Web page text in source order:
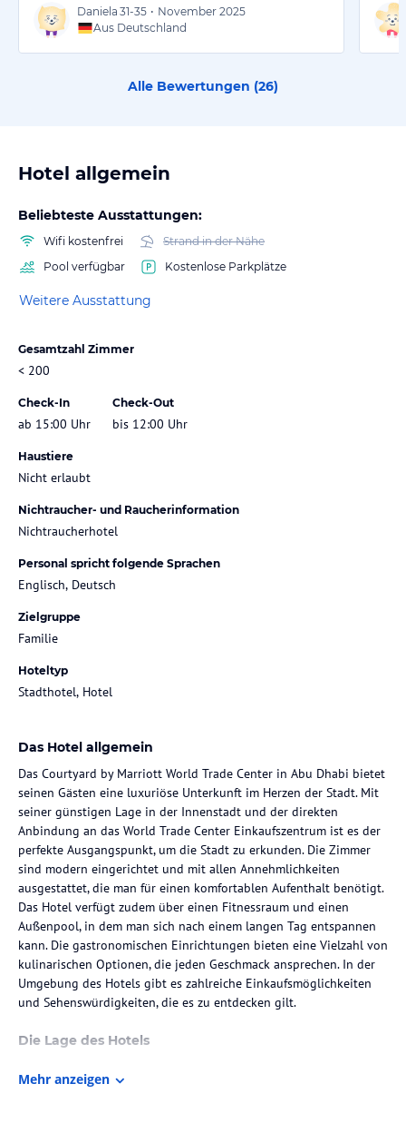
Daniela 31-35 • November 2025
Aus Deutschland
Alle Bewertungen (26)
Hotel allgemein
Beliebteste Ausstattungen:
Wifi kostenfrei
Strand in der Nähe
Pool verfügbar
Kostenlose Parkplätze
Weitere Ausstattung
Gesamtzahl Zimmer
< 200
Check-In
ab 15:00 Uhr
Check-Out
bis 12:00 Uhr
Haustiere
Nicht erlaubt
Nichtraucher- und Raucherinformation
Nichtraucherhotel
Personal spricht folgende Sprachen
Englisch, Deutsch
Zielgruppe
Familie
Hoteltyp
Stadthotel, Hotel
Das Hotel allgemein
Das Courtyard by Marriott World Trade Center in Abu Dhabi bietet
seinen Gästen eine luxuriöse Unterkunft im Herzen der Stadt. Mit
seiner günstigen Lage in der Innenstadt und der direkten
Anbindung an das World Trade Center Einkaufszentrum ist es der
perfekte Ausgangspunkt, um die Stadt zu erkunden. Die Zimmer
sind modern eingerichtet und mit allen Annehmlichkeiten
ausgestattet, die man für einen komfortablen Aufenthalt benötigt.
Das Hotel verfügt zudem über einen Fitnessraum und einen
Außenpool, in dem man sich nach einem langen Tag entspannen
kann. Die gastronomischen Einrichtungen bieten eine Vielzahl von
kulinarischen Optionen, die jeden Geschmack ansprechen. In der
Umgebung des Hotels gibt es zahlreiche Einkaufsmöglichkeiten
und Sehenswürdigkeiten, die es zu entdecken gilt.
Die Lage des Hotels
Innenstadt von Abu Dhabi und bietet eine ideale Ausgangslage,
Mehr anzeigen